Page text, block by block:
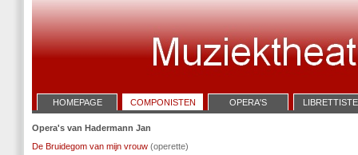
HOMEPAGE COMPONISTEN OPERA'S
Opera's van Hadermann Jan
De Bruidegom van mijn vrouw (operette)